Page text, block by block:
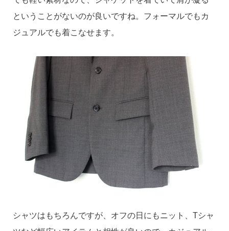
ということがないのが良いですね。フォーマルでもカ
ジュアルでも着こなせます。
シャツはもちろんですが、オフの日にもニット、Tシャ